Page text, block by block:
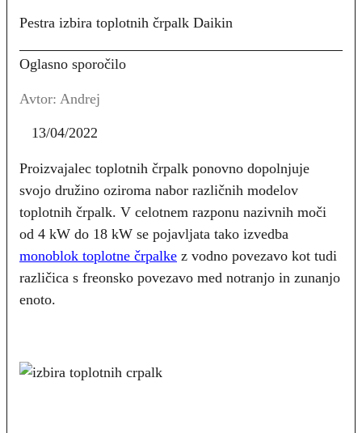
Pestra izbira toplotnih črpalk Daikin
Oglasno sporočilo
Avtor: Andrej
13/04/2022
Proizvajalec toplotnih črpalk ponovno dopolnjuje
svojo družino oziroma nabor različnih modelov
toplotnih črpalk. V celotnem razponu nazivnih moči
od 4 kW do 18 kW se pojavljata tako izvedba
monoblok toplotne črpalke z vodno povezavo kot tudi
različica s freonsko povezavo med notranjo in zunanjo
enoto.